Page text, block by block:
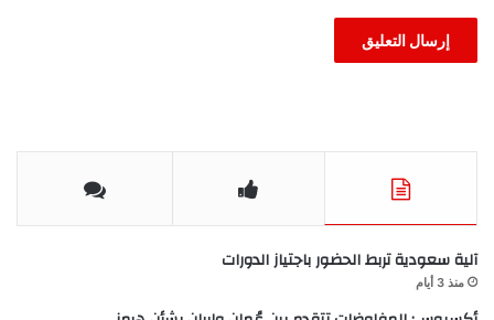
آلية سعودية تربط الحضور باجتياز الدورات
منذ 3 أيام